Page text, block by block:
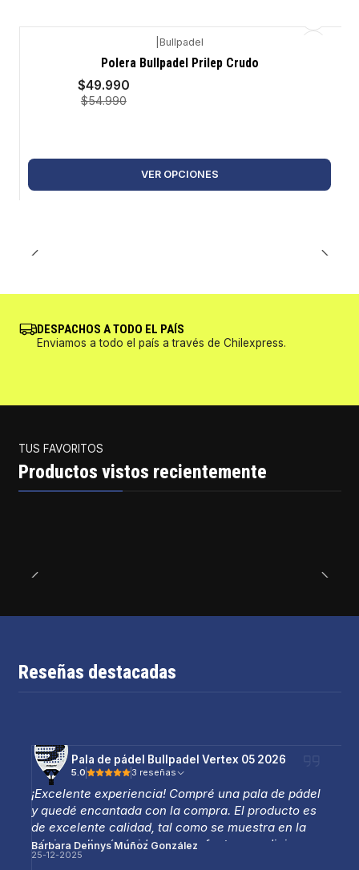
Bullpadel
Polera Bullpadel Prilep Crudo
$49.990
$54.990
VER OPCIONES
DESPACHOS A TODO EL PAÍS
Enviamos a todo el país a través de Chilexpress.
TUS FAVORITOS
Productos vistos recientemente
Reseñas destacadas
Pala de pádel Bullpadel Vertex 05 2026
5.0 3 reseñas
¡Excelente experiencia! Compré una pala de pádel
y quedé encantada con la compra. El producto es
de excelente calidad, tal como se muestra en la
página, y llegó rápido y en perfectas condiciones.
La atención fue muy amable y profesional, lo que
Bárbara Dennys Muñoz González
25-12-2025